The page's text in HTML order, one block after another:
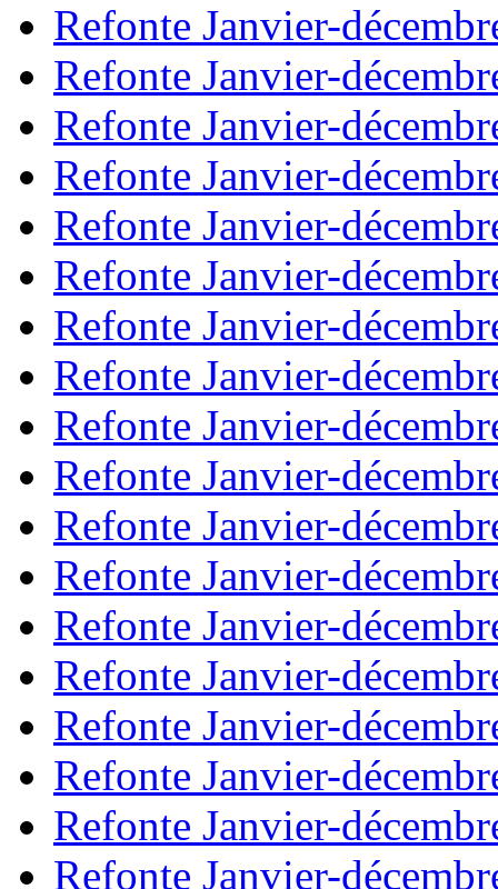
Refonte Janvier-
Refonte Janvier-
Refonte Janvier-
Refonte Janvier-
Refonte Janvier-
Refonte Janvier-
Refonte Janvier-
Refonte Janvier-
Refonte Janvier-
Refonte Janvier-
Refonte Janvier-
Refonte Janvier-
Refonte Janvier-
Refonte Janvier-
Refonte Janvier-
Refonte Janvier-
Refonte Janvier-
Refonte Janvier-